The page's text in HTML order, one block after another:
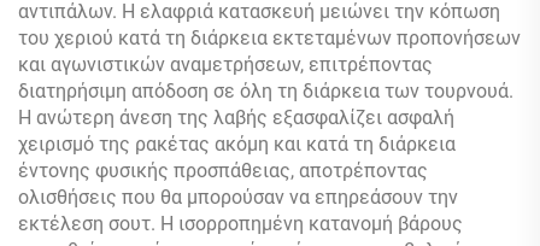
αντιπάλων. Η ελαφριά κατασκευή μειώνει την κόπωση
του χεριού κατά τη διάρκεια εκτεταμένων προπονήσεων
και αγωνιστικών αναμετρήσεων, επιτρέποντας
διατηρήσιμη απόδοση σε όλη τη διάρκεια των τουρνουά.
Η ανώτερη άνεση της λαβής εξασφαλίζει ασφαλή
χειρισμό της ρακέτας ακόμη και κατά τη διάρκεια
έντονης φυσικής προσπάθειας, αποτρέποντας
ολισθήσεις που θα μπορούσαν να επηρεάσουν την
εκτέλεση σουτ. Η ισορροπημένη κατανομή βάρους